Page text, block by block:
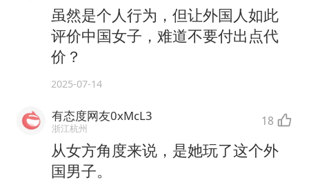
虽然是个人行为，但让外国人如此
评价中国女子，难道不要付出点代
价？
2025-07-14
有态度网友0xMcL3
浙江杭州 18
从女方角度来说，是她玩了这个外
国男子。